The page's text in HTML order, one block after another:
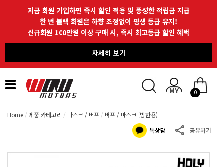
지금 회원 가입하면 즉시 할인 적용 및 풍성한 적립금 지급
한 번 블랙 회원은 하향 조정없이 평생 등급 유지!
신규회원 100만원 이상 구매 시, 즉시 최고등급 할인 혜택
자세히 보기
Toggle
navigation
0
Home 제품 카테고리 마스크 / 버프 버프 / 마스크 (방한용)